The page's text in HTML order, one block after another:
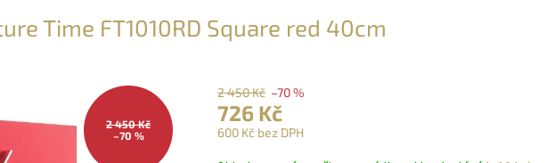
Time FT1010RD Square red 40cm
2 450 Kč
–70 %
2 450 Kč –70 %
726 Kč
600 Kč bez DPH